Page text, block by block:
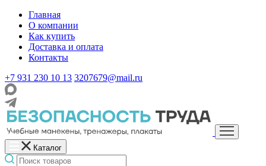
Главная
О компании
Как купить
Доставка и оплата
Контакты
+7 931 230 10 13 3207679@mail.ru
Каталог